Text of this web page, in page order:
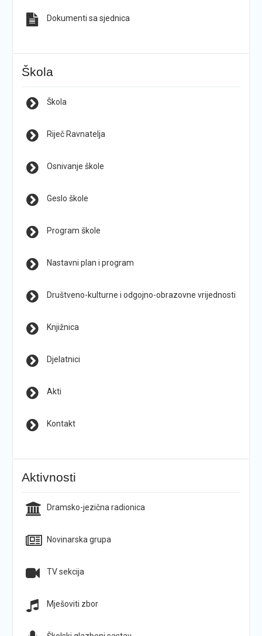
Dokumenti sa sjednica
Škola
Škola
Riječ Ravnatelja
Osnivanje škole
Geslo škole
Program škole
Nastavni plan i program
Društveno-kulturne i odgojno-obrazovne vrijednosti
Knjižnica
Djelatnici
Akti
Kontakt
Aktivnosti
Dramsko-jezična radionica
Novinarska grupa
TV sekcija
Mješoviti zbor